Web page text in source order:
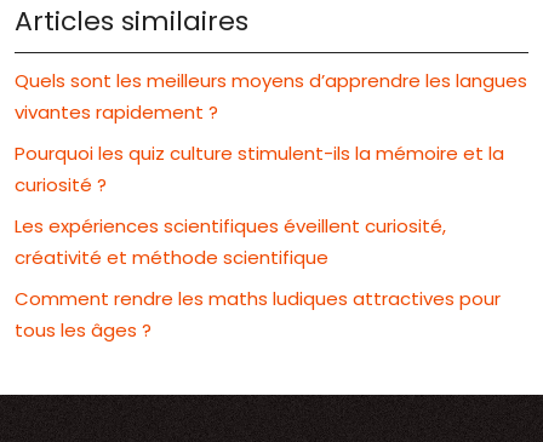
Articles similaires
Quels sont les meilleurs moyens d’apprendre les langues
vivantes rapidement ?
Pourquoi les quiz culture stimulent-ils la mémoire et la
curiosité ?
Les expériences scientifiques éveillent curiosité,
créativité et méthode scientifique
Comment rendre les maths ludiques attractives pour
tous les âges ?